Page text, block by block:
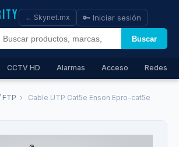
Buscar
← Skynet.mx 🔑 Iniciar sesión
CCTV HD Alarmas Acceso Redes
FTP ›
Cable UTP Cat5e Enson Epro-cat5e